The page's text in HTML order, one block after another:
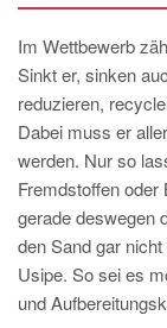
MAGMA Korea
EN
KO
Im Wettbewerb
Sinkt er, sinken
reduzieren,
Dabei muss er
werden. Nur so
Fremdstoffen
gerade deswegen
den Sand gar
Usipe. So sei es
und